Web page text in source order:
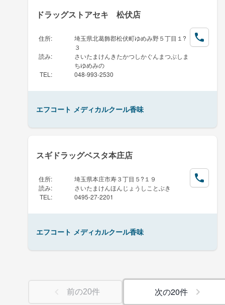
ドラッグストアセキ 松伏店
住所:
埼玉県北葛飾郡松伏町ゆめみ野５丁目１?
３
読み:
さいたまけんきたかつしかぐんまつぶしま
ちゆめみの
TEL : 048-993-2530
エフコート メディカルクール香味
スギドラッグベスタ本庄店
住所:
埼玉県本庄市寿３丁目５?１９
読み:
さいたまけんほんじょうしことぶき
TEL : 0495-27-2201
エフコート メディカルクール香味
前の20件 次の20件